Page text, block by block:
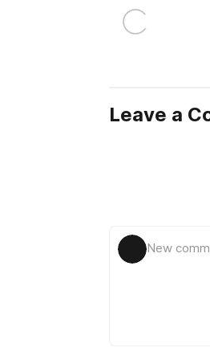
Leave a